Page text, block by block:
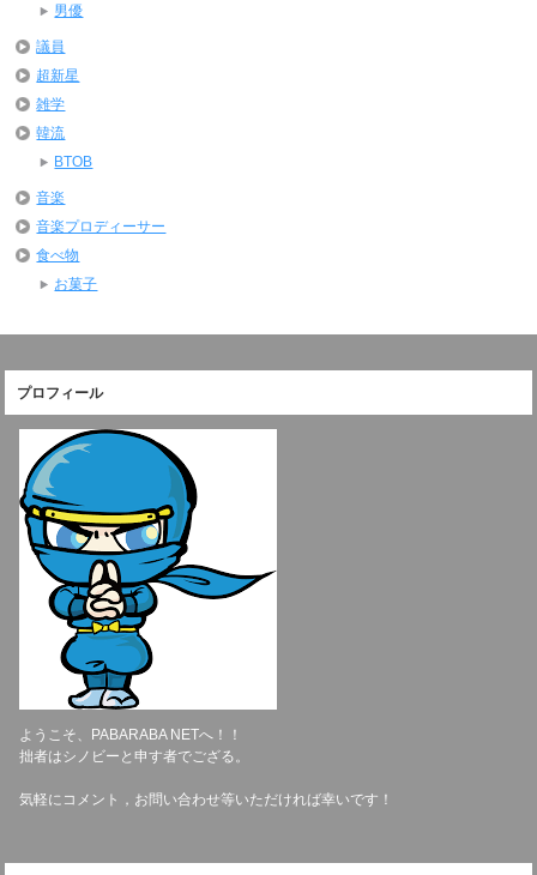
男優
議員
超新星
雑学
韓流
BTOB
音楽
音楽プロディーサー
食べ物
お菓子
プロフィール
ようこそ、PABARABA NETへ！！
拙者はシノビーと申す者でござる。
気軽にコメント，お問い合わせ等いただければ幸いです！